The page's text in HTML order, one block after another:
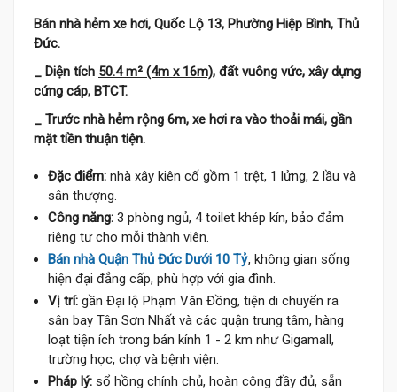
Bán nhà hẻm xe hơi, Quốc Lộ 13, Phường Hiệp Bình, Thủ
Đức.
_ Diện tích 50.4 m² (4m x 16m), đất vuông vức, xây dựng
cứng cáp, BTCT.
_ Trước nhà hẻm rộng 6m, xe hơi ra vào thoải mái, gần
mặt tiền thuận tiện.
Đặc điểm: nhà xây kiên cố gồm 1 trệt, 1 lửng, 2 lầu và
sân thượng.
Công năng: 3 phòng ngủ, 4 toilet khép kín, bảo đảm
riêng tư cho mỗi thành viên.
Bán nhà Quận Thủ Đức Dưới 10 Tỷ, không gian sống
hiện đại đẳng cấp, phù hợp với gia đình.
Vị trí: gần Đại lộ Phạm Văn Đồng, tiện di chuyển ra
sân bay Tân Sơn Nhất và các quận trung tâm, hàng
loạt tiện ích trong bán kính 1 - 2 km như Gigamall,
trường học, chợ và bệnh viện.
Pháp lý: sổ hồng chính chủ, hoàn công đầy đủ, sẵn